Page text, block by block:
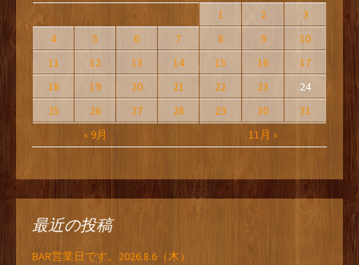
« 9月 11月 »
1 2
3
4
5 6 7 8 9
10
11
12 13 14 15 16
17
18
19 20 21 22 23
24
25
26 27 28 29 30 31
最近の投稿
BAR営業日です。2026.8.6（木）